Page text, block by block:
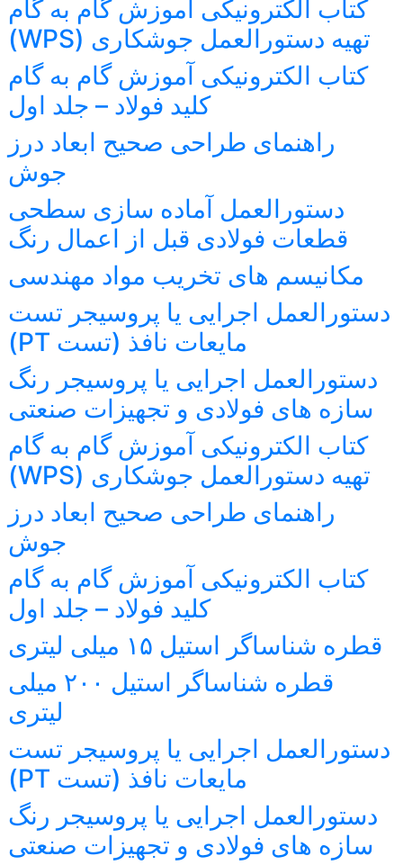
کتاب الکترونیکی آموزش گام به گام
تهیه دستورالعمل جوشکاری (WPS)
کتاب الکترونیکی آموزش گام به گام
کلید فولاد – جلد اول
راهنمای طراحی صحیح ابعاد درز
جوش
دستورالعمل آماده سازی سطحی
قطعات فولادی قبل از اعمال رنگ
مکانیسم های تخریب مواد مهندسی
دستورالعمل اجرایی یا پروسیجر تست
مایعات نافذ (تست PT)
دستورالعمل اجرایی یا پروسیجر رنگ
سازه های فولادی و تجهیزات صنعتی
کتاب الکترونیکی آموزش گام به گام
تهیه دستورالعمل جوشکاری (WPS)
راهنمای طراحی صحیح ابعاد درز
جوش
کتاب الکترونیکی آموزش گام به گام
کلید فولاد – جلد اول
قطره شناساگر استیل ۱۵ میلی لیتری
قطره شناساگر استیل ۲۰۰ میلی
لیتری
دستورالعمل اجرایی یا پروسیجر تست
مایعات نافذ (تست PT)
دستورالعمل اجرایی یا پروسیجر رنگ
سازه های فولادی و تجهیزات صنعتی